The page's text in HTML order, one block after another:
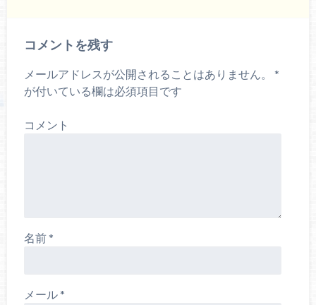
コメントを残す
メールアドレスが公開されることはありません。
*
が付いている欄は必須項目です
コメント
名前*
メール*